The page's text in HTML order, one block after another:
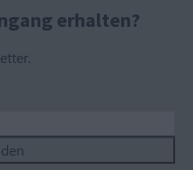
erhalten?